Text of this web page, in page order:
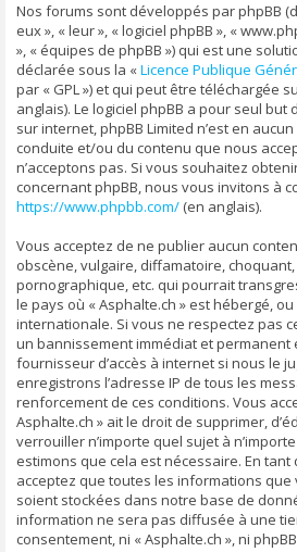
Nos forums sont développés par phpBB
eux », « leur », « logiciel phpBB », «
», « équipes de phpBB ») qui est une
déclarée sous la «Licence Publique
par « GPL ») et qui peut être téléchargée
anglais). Le logiciel phpBB a pour seul
sur internet, phpBB Limited n’est en
conduite et/ou du contenu que nous
n’acceptons pas. Si vous souhaitez
concernant phpBB, nous vous invitons à
https://www.phpbb.com/ (en anglais).
Vous acceptez de ne publier aucun
obscène, vulgaire, diffamatoire,
pornographique, etc. qui pourrait
le pays où « Asphalte.ch » est hébergé,
internationale. Si vous ne respectez pas
un bannissement immédiat et
fournisseur d’accès à internet si nous le
enregistrons l’adresse IP de tous les
renforcement de ces conditions. Vous
Asphalte.ch » ait le droit de supprimer,
verrouiller n’importe quel sujet à
estimons que cela est nécessaire. En tant
acceptez que toutes les informations
soient stockées dans notre base de
information ne sera pas diffusée à une
consentement, ni « Asphalte.ch », ni